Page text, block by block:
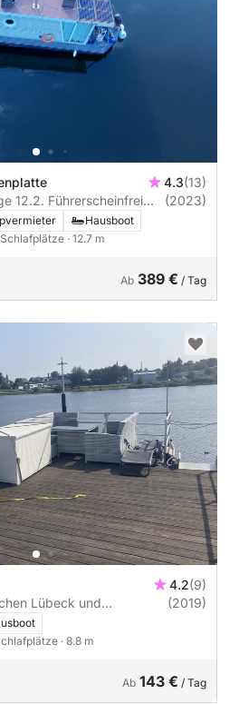
4.3(13)
12.2. Führerscheinfrei
(2023)
Hausboot
Schlafplätze · 12.7 m
Ab 389 € / Tag
4.2(9)
Lübeck und
(2019)
· 8.8 m
Ab 143 € / Tag